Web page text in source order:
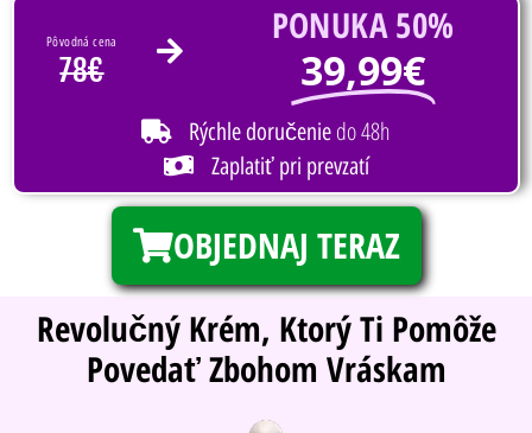
Pôvodná cena
78€
PONUKA 50%
39,99€
Rýchle doručenie do 48h
Zaplatiť pri prevzatí
OBJEDNAJ TERAZ
Revolučný Krém, Ktorý Ti Pomôže
Povedať Zbohom Vráskam